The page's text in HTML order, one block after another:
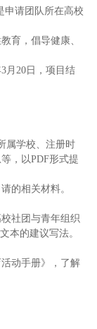
申请团队所在高校
育，倡导健康、
月20日，项目结
属学校、注册时
，以PDF形式提
的相关材料。
社团与青年组织
本的建议写法。
动手册》，了解